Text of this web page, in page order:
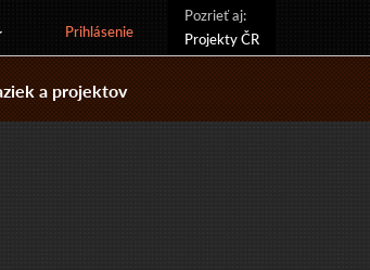
Pozrieť aj:
Projekty ČR
Prihlásenie
a projektov